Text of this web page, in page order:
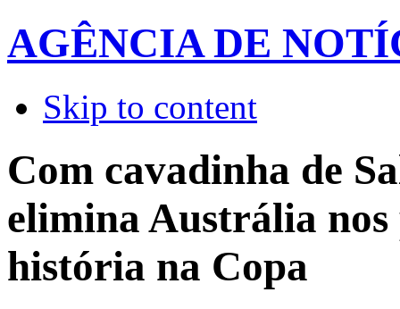
AGÊNCIA DE
Skip to content
Com cavadinha de
elimina Austrália nos
história na Copa